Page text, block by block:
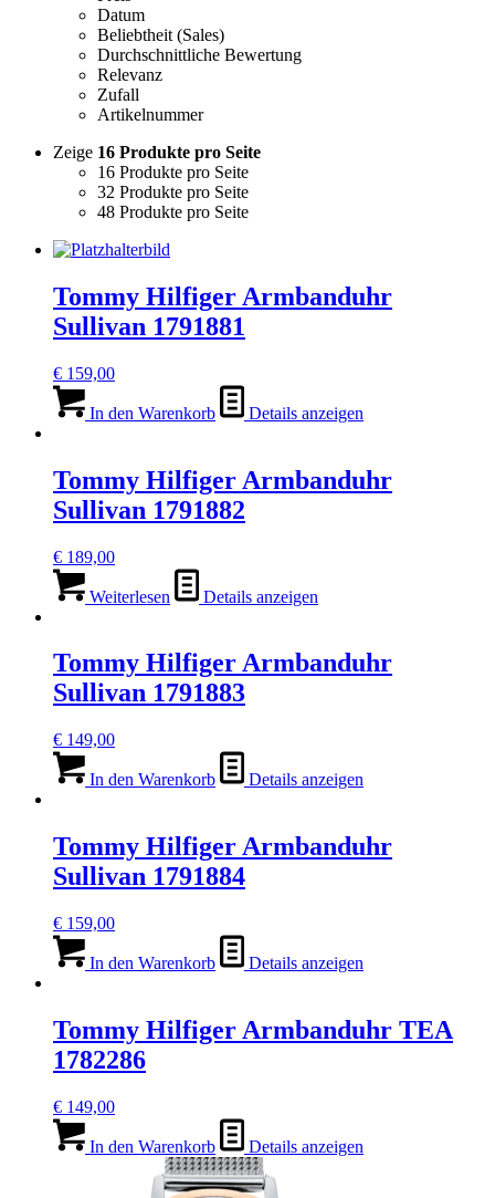
Datum
Beliebtheit (Sales)
Durchschnittliche Bewertung
Relevanz
Zufall
Artikelnummer
Zeige 16 Produkte pro Seite
16 Produkte pro Seite
32 Produkte pro Seite
48 Produkte pro Seite
Tommy Hilfiger Armbanduhr
Sullivan 1791881
€ 159,00
In den Warenkorb Details anzeigen
Tommy Hilfiger Armbanduhr
Sullivan 1791882
€ 189,00
Weiterlesen Details anzeigen
Tommy Hilfiger Armbanduhr
Sullivan 1791883
€ 149,00
In den Warenkorb Details anzeigen
Tommy Hilfiger Armbanduhr
Sullivan 1791884
€ 159,00
In den Warenkorb Details anzeigen
Tommy Hilfiger Armbanduhr TEA
1782286
€ 149,00
In den Warenkorb Details anzeigen